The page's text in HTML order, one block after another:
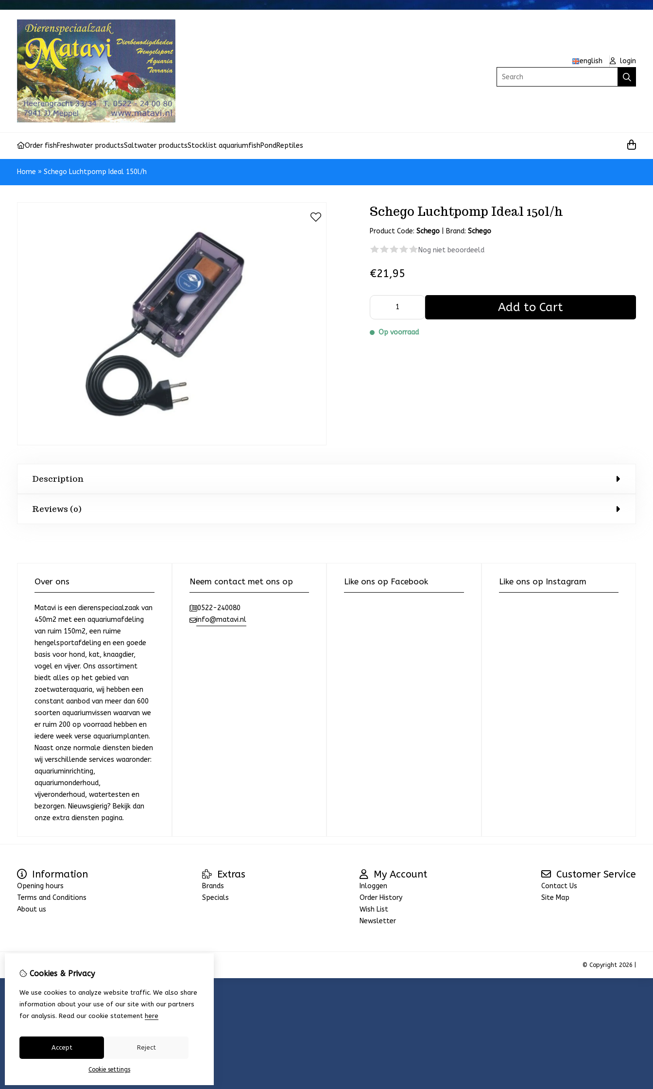
english
login
Search
Order fishFreshwater productsSaltwater productsStocklist aquariumfishPondReptiles
Home » Schego Luchtpomp Ideal 150l/h
Schego Luchtpomp Ideal 150l/h
Product Code:Schego Brand:Schego
Nog niet beoordeeld
€21,95
Add to Cart
Op voorraad
Description
Reviews (0)
Over ons
Matavi is een dierenspeciaalzaak van
450m2 met een aquariumafdeling
van ruim 150m2, een ruime
hengelsportafdeling en een goede
basis voor hond, kat, knaagdier,
vogel en vijver. Ons assortiment
biedt alles op het gebied van
zoetwateraquaria, wij hebben een
constant aanbod van meer dan 600
soorten aquariumvissen waarvan we
er ruim 200 op voorraad hebben en
iedere week verse aquariumplanten.
Naast onze normale diensten bieden
wij verschillende services waaronder:
aquariuminrichting,
aquariumonderhoud,
vijveronderhoud, watertesten en
bezorgen. Nieuwsgierig? Bekijk dan
onze extra diensten pagina.
Neem contact met ons op
0522-240080
info@matavi.nl
Like ons op Facebook Like ons op Instagram
Information
Opening hours
Terms and Conditions
About us
Extras
Brands
Specials
My Account
Inloggen
Order History
Wish List
Newsletter
Customer Service
Contact Us
Site Map
© Copyright 2026 |
Cookies & Privacy
We use cookies to analyze website traffic. We also share
information about your use of our site with our partners
for analysis. Read our cookie statement here
Accept Reject
Cookie settings